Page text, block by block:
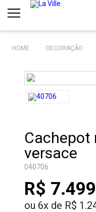
Cozinha
Decor
HOME DECORAÇÃO
Cachepot
versace
040706
R$
ou 6x de R$